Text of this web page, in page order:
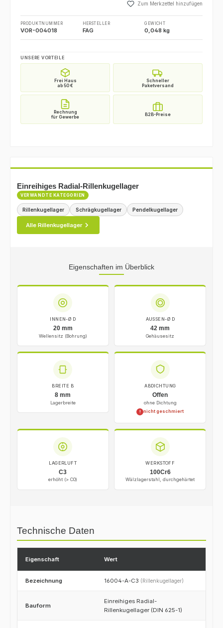
Zum Merkzettel hinzufügen
PRODUKTNUMMER
VOR-004018
HERSTELLER
FAG
GEWICHT
0,048 kg
UNSERE VORTEILE
Einreihiges Radial-Rillenkugellager
VERWANDTE KATEGORIEN
Rillenkugellager Schrägkugellager Pendelkugellager
Alle Rillenkugellager
Eigenschaften im Überblick
INNEN-Ø D
20 mm
Wellensitz (Bohrung)
AUSSEN-Ø D
42 mm
Gehäusesitz
BREITE B
8 mm
Lagerbreite
ABDICHTUNG
Offen
ohne Dichtung
! nicht geschmiert
LAGERLUFT
C3
erhöht (> C0)
WERKSTOFF
100Cr6
Wälzlagerstahl, durchgehärtet
Technische Daten
Eigenschaft Wert
Bezeichnung 16004-A-C3 (Rillenkugellager)
Bauform
Einreihiges Radial-
Rillenkugellager (DIN 625-1)